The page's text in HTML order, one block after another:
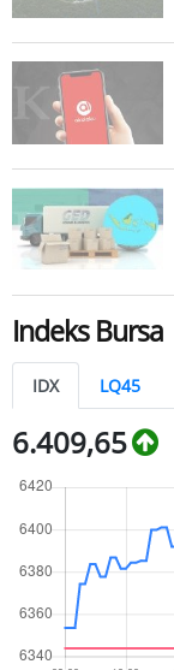
Indeks Bursa
IDX LQ45
6.409,65